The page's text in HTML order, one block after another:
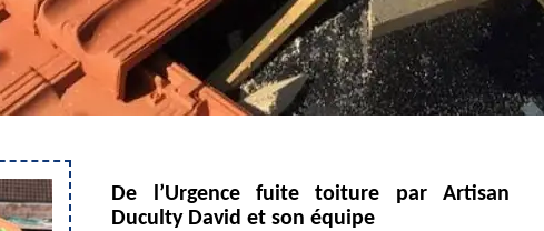
De l’Urgence fuite toiture par Artisan
Duculty David et son équipe